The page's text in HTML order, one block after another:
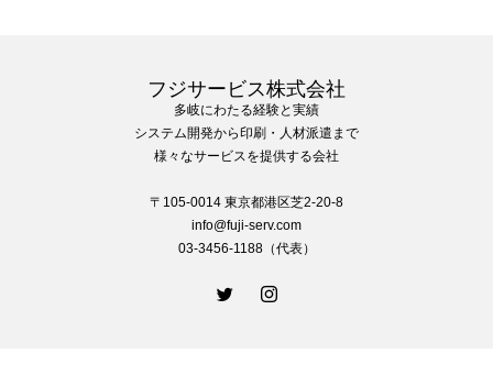
フジサービス株式会社
多岐にわたる経験と実績
システム開発から印刷・人材派遣まで
様々なサービスを提供する会社
〒105-0014 東京都港区芝2-20-8
info@fuji-serv.com
03-3456-1188（代表）